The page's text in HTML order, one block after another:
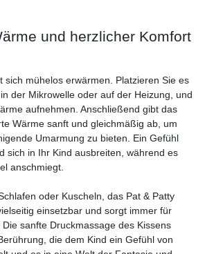
und herzlicher Komfort
sich mühelos erwärmen. Platzieren Sie es
der Mikrowelle oder auf der Heizung, und
aufnehmen. Anschließend gibt das
Wärme sanft und gleichmäßig ab, um
Umarmung zu bieten. Ein Gefühl
sich in Ihr Kind ausbreiten, während es
anschmiegt.
oder Kuscheln, das Pat & Patty
einsetzbar und sorgt immer für
sanfte Druckmassage des Kissens
die dem Kind ein Gefühl von